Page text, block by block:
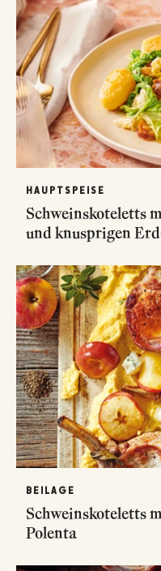
HAUPTSPEISE
Schweinskoteletts
und knusprigen
BEILAGE
Schweinskoteletts
Polenta